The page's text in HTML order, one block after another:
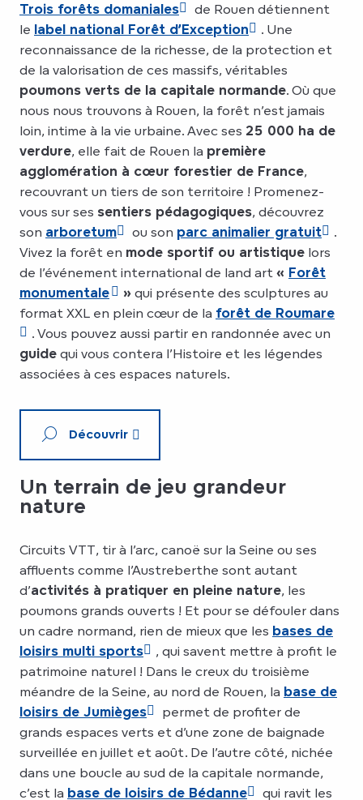
Trois forêts domaniales
de Rouen détiennent
le label national Forêt d’Exception
. Une
reconnaissance de la richesse, de la protection et
de la valorisation de ces massifs, véritables
poumons verts de la capitale normande. Où que
nous nous trouvons à Rouen, la forêt n’est jamais
loin, intime à la vie urbaine. Avec ses 25 000 ha de
verdure, elle fait de Rouen la première
agglomération à cœur forestier de France,
recouvrant un tiers de son territoire ! Promenez-
vous sur ses sentiers pédagogiques, découvrez
son arboretum ou son parc animalier gratuit
.
Vivez la forêt en mode sportif ou artistique lors
de l’événement international de land art « Forêt
monumentale
» qui présente des sculptures au
format XXL en plein cœur de la forêt de Roumare
. Vous pouvez aussi partir en randonnée avec un
guide qui vous contera l’Histoire et les légendes
associées à ces espaces naturels.
Découvrir
Un terrain de jeu grandeur
nature
Circuits VTT, tir à l’arc, canoë sur la Seine ou ses
affluents comme l’Austreberthe sont autant
d’activités à pratiquer en pleine nature, les
poumons grands ouverts ! Et pour se défouler dans
un cadre normand, rien de mieux que les bases de
loisirs multi sports
, qui savent mettre à profit le
patrimoine naturel ! Dans le creux du troisième
méandre de la Seine, au nord de Rouen, la base de
loisirs de Jumièges
permet de profiter de
grands espaces verts et d’une zone de baignade
surveillée en juillet et août. De l’autre côté, nichée
dans une boucle au sud de la capitale normande,
c’est la base de loisirs de Bédanne
qui ravit les